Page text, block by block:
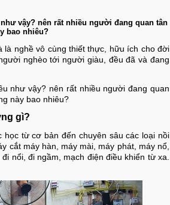
vậy? nên rất nhiều người đang quan tân
bao nhiêu?
nghề vô cùng thiết thực, hữu ích cho đời
nghèo tới người giàu, đều đã và đang
như vậy? nên rất nhiều người đang quan
này bao nhiêu?
gì?
học từ cơ bản đến chuyên sâu các loại nồi
cắt máy hàn, máy mài, máy phát, máy nổ,
nổi, đi ngầm, mạch điện điều khiển từ xa.